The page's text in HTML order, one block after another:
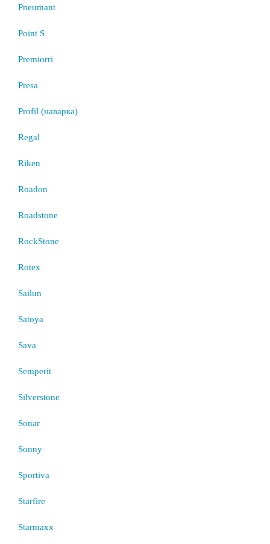
Pneumant
Point S
Premiorri
Presa
Profil (наварка)
Regal
Riken
Roadon
Roadstone
RockStone
Rotex
Sailun
Satoya
Sava
Semperit
Silverstone
Sonar
Sonny
Sportiva
Starfire
Starmaxx